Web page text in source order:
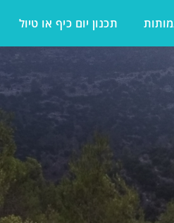
תכנון יום כיף או טיול